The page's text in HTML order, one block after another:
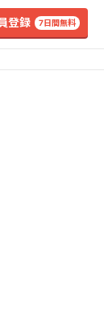
登録 7日間無料